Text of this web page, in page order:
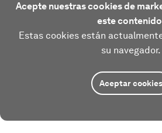
Acepte nuestras cookies de
este
Estas cookies están
su navegador.
Aceptar cookies